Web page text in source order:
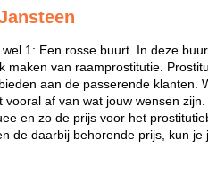
1: Een rosse buurt. In deze
maken van raamprostitutie.
aan de passerende klanten.
af van wat jouw wensen
en zo de prijs voor het
de daarbij behorende prijs, kun